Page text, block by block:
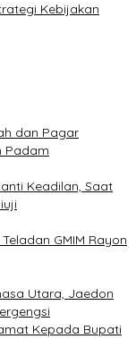
Kebijakan
dan Pagar
Padam
Keadilan, Saat
GMIM Rayon
Utara, Jaedon
Kepada Bupati